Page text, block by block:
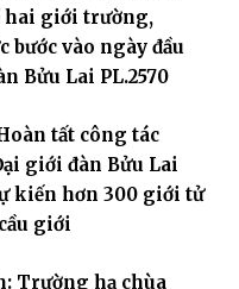
hai giới trường,
bước vào ngày đầu
Bửu Lai PL.2570
tất công tác
giới đàn Bửu Lai
kiến hơn 300 giới tử
giới
Trường hạ chùa